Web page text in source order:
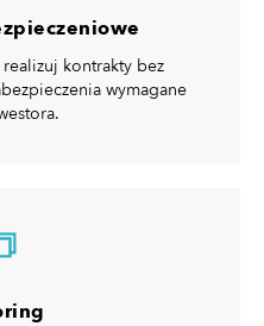
kontrakty bez
wymagane